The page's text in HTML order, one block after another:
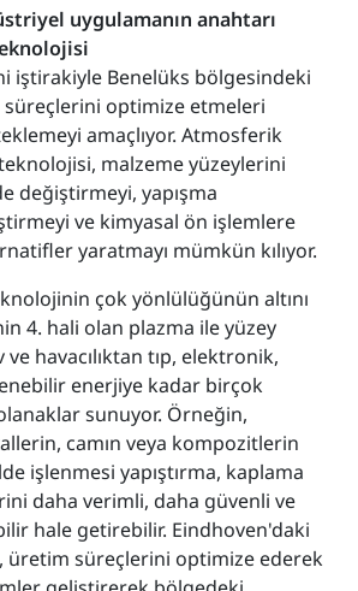
uygulamanın anahtarı
iştirakiyle Benelüks bölgesindeki
optimize etmeleri
amaçlıyor. Atmosferik
teknolojisi, malzeme yüzeylerini
değiştirmeyi, yapışma
ve kimyasal ön işlemlere
yaratmayı mümkün kılıyor.
çok yönlülüğünün altını
4. hali olan plazma ile yüzey
havacılıktan tıp, elektronik,
enerjiye kadar birçok
sunuyor. Örneğin,
camın veya kompozitlerin
işlenmesi yapıştırma, kaplama
daha verimli, daha güvenli ve
hale getirebilir. Eindhoven'daki
üretim süreçlerini optimize ederek